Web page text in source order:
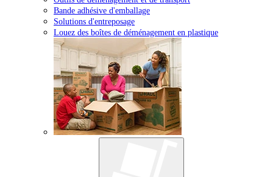
Bande adhésive d'emballage
Solutions d'entreposage
Louez des boîtes de déménagement en plastique